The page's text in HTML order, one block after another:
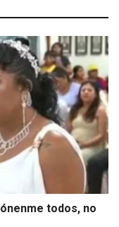
todos, no